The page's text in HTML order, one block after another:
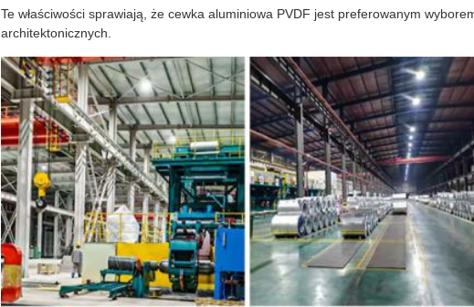
Te właściwości sprawiają, że cewka aluminiowa PVDF jest preferowanym
architektonicznych.